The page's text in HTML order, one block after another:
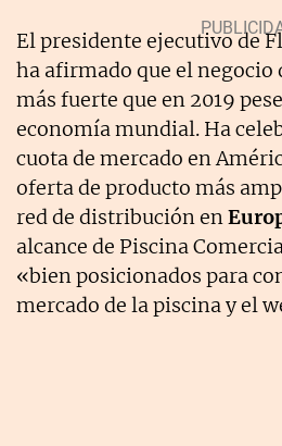
El presidente ejecutivo de
ha afirmado que el negocio
más fuerte que en 2019
economía mundial. Ha
cuota de mercado en
oferta de producto más
red de distribución en
alcance de Piscina
«bien posicionados para
mercado de la piscina y el